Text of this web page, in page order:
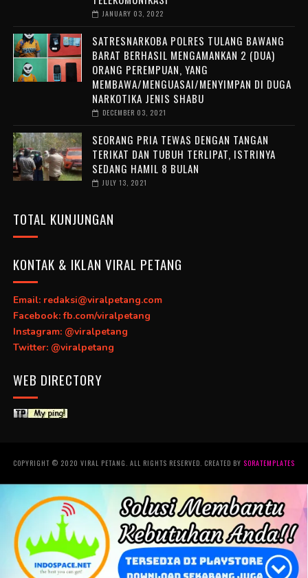
JANUARY 03, 2022
SATRESNARKOBA POLRES TULANG BAWANG
BARAT BERHASIL MENGAMANKAN 2 (DUA)
ORANG PEREMPUAN, YANG
MEMBAWA/MENGUASAI/MENYIMPAN DI DUGA
NARKOTIKA JENIS SHABU
DECEMBER 03, 2021
SEORANG PRIA TEWAS DENGAN TANGAN
TERIKAT DAN TUBUH TERLIPAT, ISTRINYA
SEDANG HAMIL 8 BULAN
JULY 13, 2021
TOTAL KUNJUNGAN
KONTAK & IKLAN VIRAL PETANG
Email: redaksi@viralpetang.com
Facebook: fb.com/viralpetang
Instagram: @viralpetang
Twitter: @viralpetang
WEB DIRECTORY
COPYRIGHT © 2020 VIRAL PETANG. ALL RIGHTS RESERVED. CREATED BY SORATEMPLATES